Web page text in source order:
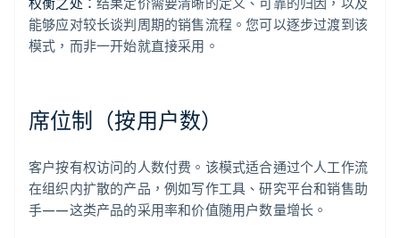
能够应对较长谈判周期的销售流程。您可以逐步过渡到该
模式，而非一开始就直接采用。
席位制（按用户数）
客户按有权访问的人数付费。该模式适合通过个人工作流
在组织内扩散的产品，例如写作工具、研究平台和销售助
手——这类产品的采用率和价值随用户数量增长。